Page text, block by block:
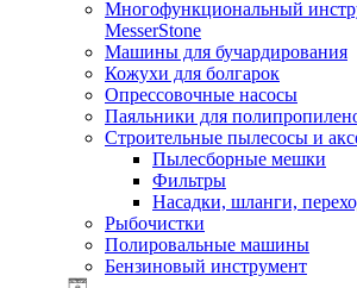
Многофункциональный
MesserStone
Машины для бучардирования
Кожухи для болгарок
Опрессовочные насосы
Паяльники для
Строительные пылесосы и
Пылесборные мешки
Фильтры
Насадки, шланги,
Рыбочистки
Полировальные машины
Бензиновый инструмент